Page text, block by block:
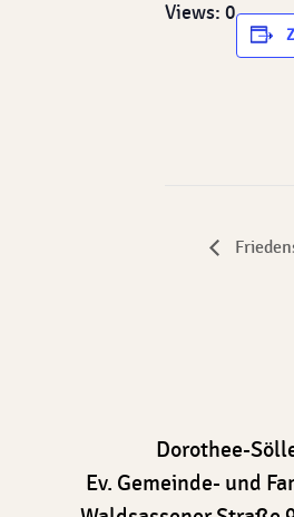
Views: 0
Dorothee-
Ev. Gemeinde- und